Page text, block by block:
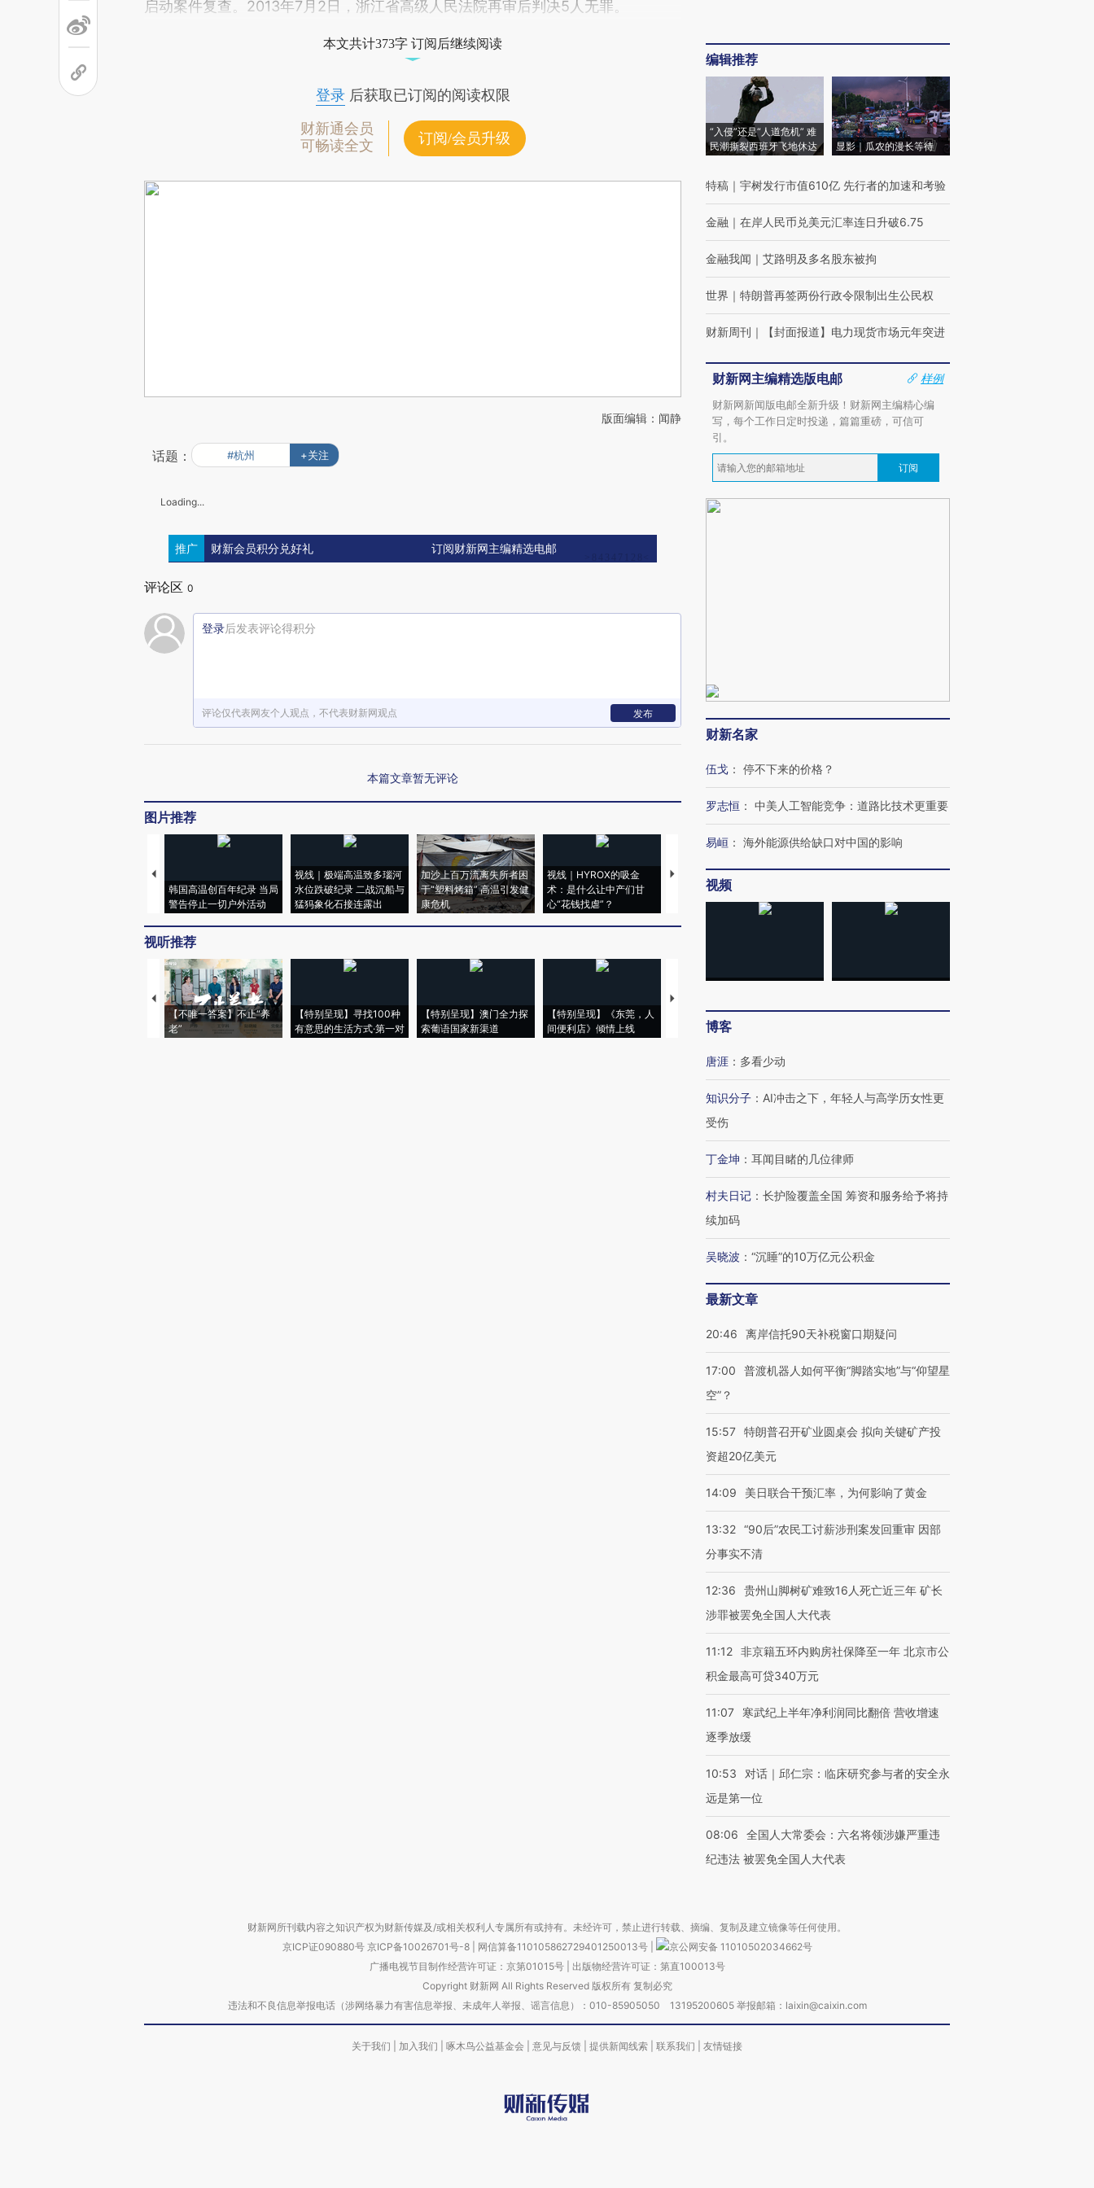
启动案件复查。2013年7月2日，浙江省高级人民法院再审后判决5人无罪。
本文共计373字 订阅后继续阅读
登录后获取已订阅的阅读权限
财新通会员
可畅读全文
订阅/会员升级
版面编辑：闻静
话题： #杭州 +关注
Loading...
推广 财新会员积分兑好礼 订阅财新网主编精选电邮
评论区 0
登录后发表评论得积分
评论仅代表网友个人观点，不代表财新网观点 发布
本篇文章暂无评论
图片推荐
韩国高温创百年纪录 当局
警告停止一切户外活动
视线｜极端高温致多瑙河
水位跌破纪录 二战沉船与
猛犸象化石接连露出
加沙上百万流离失所者困
于“塑料烤箱” 高温引发健
康危机
视线｜HYROX的吸金
术：是什么让中产们甘
心“花钱找虐”？
马航飞行员跨国走私7万
粒摇头丸 尿检体内含3种
育部长拱下台
飞地休达
视听推荐
【不唯一答案】不止“养
老”
【特别呈现】寻找100种
有意思的生活方式·第一对
【特别呈现】澳门全力探
索葡语国家新渠道
【特别呈现】《东莞，人
间便利店》倾情上线
【推广】走进第四届链博
会，让数智科技“链”接产
【特别呈现】寻找100种
CFO：不靠规模取胜，华
编辑推荐
“入侵”还是“人道危机” 难
民潮撕裂西班牙飞地休达
显影｜瓜农的漫长等待
特稿 ｜ 宇树发行市值610亿 先行者的加速和考验
金融 ｜ 在岸人民币兑美元汇率连日升破6.75
金融我闻 ｜ 艾路明及多名股东被拘
世界 ｜ 特朗普再签两份行政令限制出生公民权
财新周刊 ｜ 【封面报道】电力现货市场元年突进
财新网主编精选版电邮
样例
财新网新闻版电邮全新升级！财新网主编精心编
写，每个工作日定时投递，篇篇重磅，可信可
引。
订阅
财新名家
伍戈 ： 停不下来的价格？
罗志恒 ： 中美人工智能竞争：道路比技术更重要
易峘 ： 海外能源供给缺口对中国的影响
视频
博客
唐涯 ： 多看少动
知识分子 ： AI冲击之下，年轻人与高学历女性更
受伤
丁金坤 ： 耳闻目睹的几位律师
村夫日记 ： 长护险覆盖全国 筹资和服务给予将持
续加码
吴晓波 ： “沉睡”的10万亿元公积金
最新文章
20:46 离岸信托90天补税窗口期疑问
17:00
普渡机器人如何平衡“脚踏实地”与“仰望星
空”？
15:57 特朗普召开矿业圆桌会 拟向关键矿产投
资超20亿美元
14:09 美日联合干预汇率，为何影响了黄金
13:32 “90后”农民工讨薪涉刑案发回重审 因部
分事实不清
12:36
贵州山脚树矿难致16人死亡近三年 矿长
涉罪被罢免全国人大代表
11:12 非京籍五环内购房社保降至一年 北京市公
积金最高可贷340万元
11:07
寒武纪上半年净利润同比翻倍 营收增速
逐季放缓
10:53
对话｜邱仁宗：临床研究参与者的安全永
远是第一位
08:06
全国人大常委会：六名将领涉嫌严重违
纪违法 被罢免全国人大代表
财新网所刊载内容之知识产权为财新传媒及/或相关权利人专属所有或持有。未经许可，禁止进行转载、摘编、复制及建立镜像等任何使用。
京ICP证090880号 京ICP备10026701号-8 网信算备110105862729401250013号
京公网安备 11010502034662号
广播电视节目制作经营许可证：京第01015号| 出版物经营许可证：第直100013号
Copyright 财新网 All Rights Reserved 版权所有 复制必究
违法和不良信息举报电话（涉网络暴力有害信息举报、未成年人举报、谣言信息）：010-85905050 13195200605 举报邮箱：laixin@caixin.com
关于我们 加入我们 啄木鸟公益基金会 意见与反馈 提供新闻线索 联系我们 友情链接